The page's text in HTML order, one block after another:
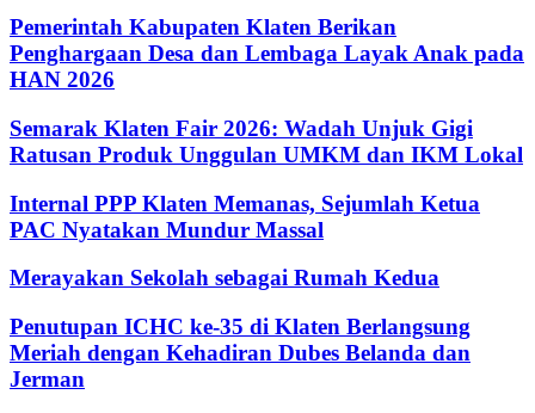
Pemerintah Kabupaten Klaten Berikan
Penghargaan Desa dan Lembaga Layak Anak pada
HAN 2026
Semarak Klaten Fair 2026: Wadah Unjuk Gigi
Ratusan Produk Unggulan UMKM dan IKM Lokal
Internal PPP Klaten Memanas, Sejumlah Ketua
PAC Nyatakan Mundur Massal
Merayakan Sekolah sebagai Rumah Kedua
Penutupan ICHC ke-35 di Klaten Berlangsung
Meriah dengan Kehadiran Dubes Belanda dan
Jerman